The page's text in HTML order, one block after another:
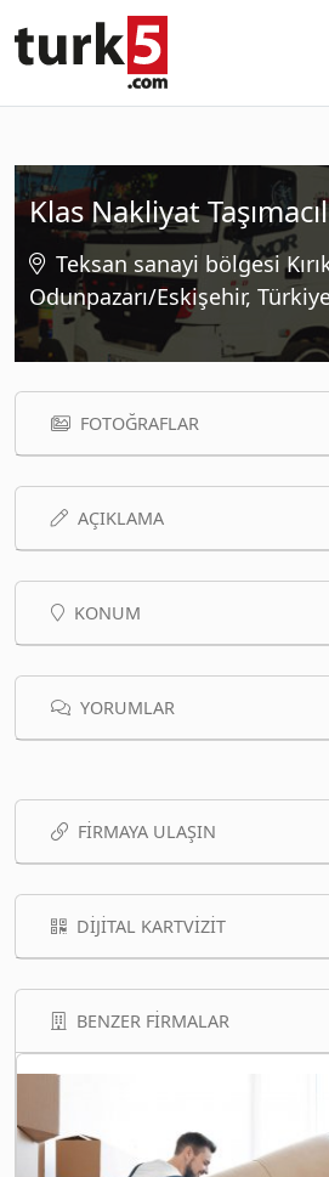
Klas Nakliyat
Teksan sanayi bölgesi
Odunpazarı/Eskişehir,
FOTOĞRAFLAR
AÇIKLAMA
KONUM
YORUMLAR
FIRMAYA ULAŞIN
DIJITAL KARTVIZIT
BENZER FIRMALAR